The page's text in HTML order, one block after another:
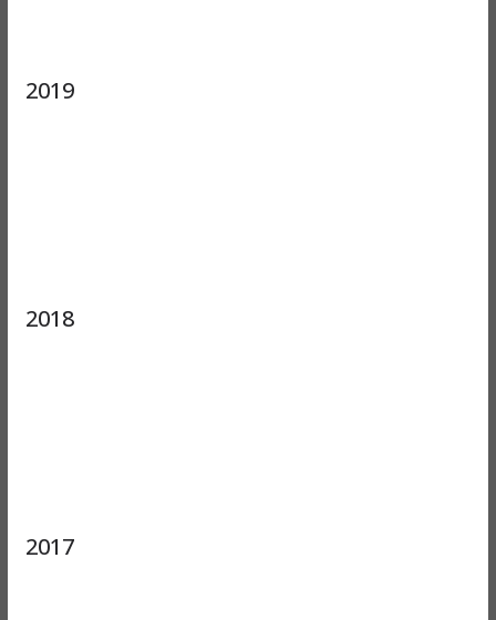
2019
2018
2017